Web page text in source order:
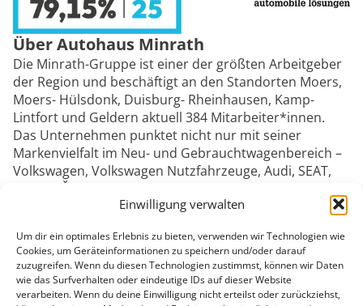
Einwilligung verwalten
Um dir ein optimales Erlebnis zu bieten, verwenden wir Technologien wie
Cookies, um Geräteinformationen zu speichern und/oder darauf
zuzugreifen. Wenn du diesen Technologien zustimmst, können wir Daten
wie das Surfverhalten oder eindeutige IDs auf dieser Website
verarbeiten. Wenn du deine Einwilligung nicht erteilst oder zurückziehst,
Über Autohaus Minrath
Die Minrath-Gruppe ist einer der größten Arbeitgeber
der Region und beschäftigt an den Standorten Moers,
Moers- Hülsdonk, Duisburg- Rheinhausen, Kamp-
Lintfort und Geldern aktuell 384 Mitarbeiter*innen.
Das Unternehmen punktet nicht nur mit seiner
Markenvielfalt im Neu- und Gebrauchtwagenbereich –
Volkswagen, Volkswagen Nutzfahrzeuge, Audi, SEAT,
CUPRA, Škoda und MG – sondern hat sich auch als
führender Partner für E-Mobilität in der Region
Karosserie Zentrum sowie das umfangreiche Teile- und
Zubehörangebot garantieren zudem automobile
Komplettlösungen. Die zunehmende Digitalisierung,
die bereits seit einigen Jahren mit großem Engagement